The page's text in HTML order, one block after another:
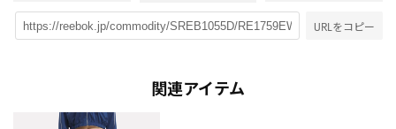
URLをコピー
関連アイテム